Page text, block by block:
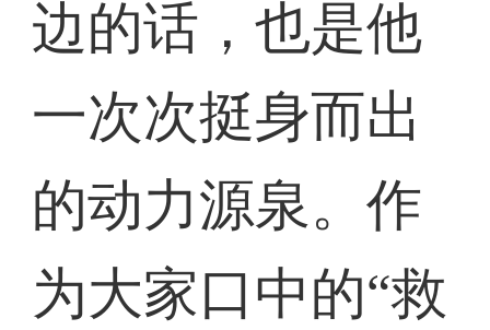
边的话，也是他
一次次挺身而出
的动力源泉。作
为大家口中的“救